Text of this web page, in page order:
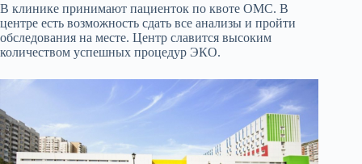
В клинике принимают пациенток по квоте ОМС. В
центре есть возможность сдать все анализы и пройти
обследования на месте. Центр славится высоким
количеством успешных процедур ЭКО.